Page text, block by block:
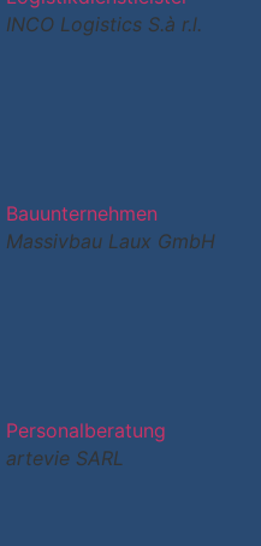
INCO Logistics S.à r.l.
Bauunternehmen
Massivbau Laux GmbH
Personalberatung
artevie SARL